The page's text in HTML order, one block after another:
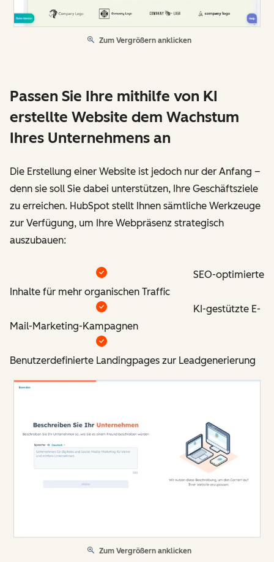
Zum Vergrößern anklicken
Passen Sie Ihre mithilfe von KI
erstellte Website dem Wachstum
Ihres Unternehmens an
Die Erstellung einer Website ist jedoch nur der Anfang –
denn sie soll Sie dabei unterstützen, Ihre Geschäftsziele
zu erreichen. HubSpot stellt Ihnen sämtliche Werkzeuge
zur Verfügung, um Ihre Webpräsenz strategisch
auszubauen:
SEO-optimierte
Inhalte für mehr organischen Traffic
KI-gestützte E-
Mail-Marketing-Kampagnen
Benutzerdefinierte Landingpages zur Leadgenerierung
Zum Vergrößern anklicken